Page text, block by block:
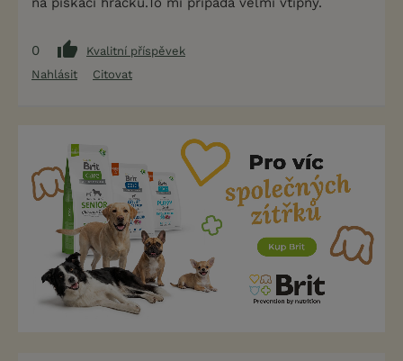
0
Kvalitní příspěvek
Nahlásit
Citovat